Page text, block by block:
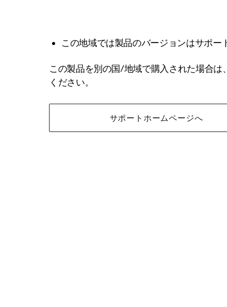
この地域では製品のバージョンはサポー
この製品を別の国/地域で購入された場合
ください。
サポートホームページへ